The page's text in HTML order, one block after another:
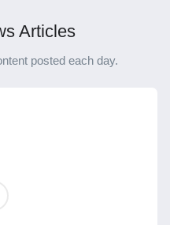
động xây dựng không?
Articles
posted each day.